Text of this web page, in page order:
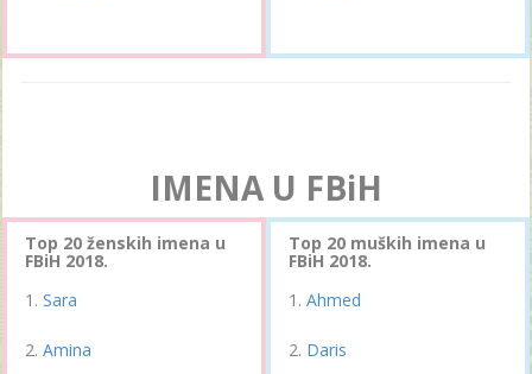
IMENA U FBiH
Top 20 ženskih imena u
FBiH 2018.
Sara
Amina
Top 20 muških imena u
FBiH 2018.
Ahmed
Daris